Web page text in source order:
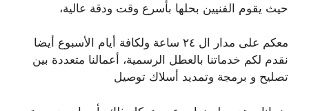
حيث يقوم الفنيين بحلها بأسرع وقت ودقة عالية،
معكم على مدار ال ٢٤ ساعة ولكافة أيام الأسبوع أيضا
نقدم لكم خدماتنا بالعطل الرسمية، أعمالنا متعددة بين
تصليح و برمجة وتمديد أسلاك توصيل